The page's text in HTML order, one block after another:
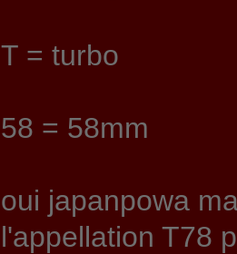
T = turbo
58 = 58mm
oui japanpowa
l'appellation T78